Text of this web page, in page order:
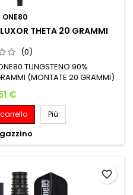
ONE80
THETA 20 GRAMMI
(0)
TUNGSTENO 90%
(MONTATE 20 GRAMMI)
€
Più
favorite_border